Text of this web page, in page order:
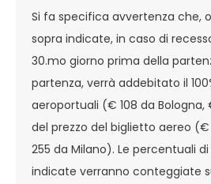
Si fa specifica avvertenza che,
sopra indicate, in caso di
30.mo giorno prima della
partenza, verrà addebitato il
aeroportuali (€ 108 da Bologna,
del prezzo del biglietto aereo (€
255 da Milano). Le percentuali
indicate verranno conteggiate